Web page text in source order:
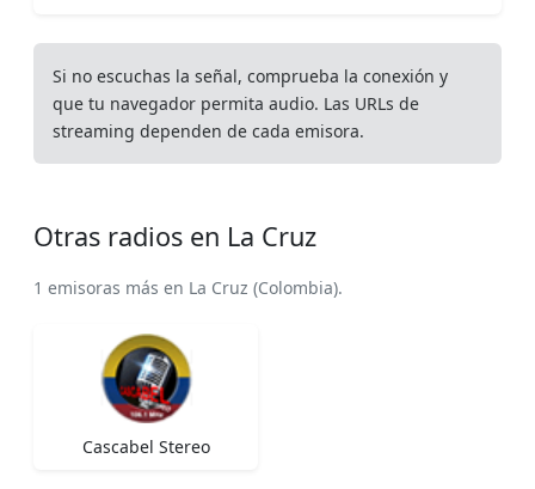
Si no escuchas la señal, comprueba la conexión y
que tu navegador permita audio. Las URLs de
streaming dependen de cada emisora.
Otras radios en La Cruz
1 emisoras más en La Cruz (Colombia).
Cascabel Stereo